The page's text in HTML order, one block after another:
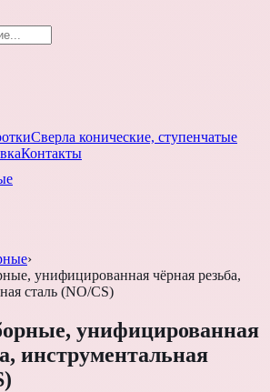
Сверла конические, ступенчатые
Контакты
›
унифицированная чёрная резьба,
сталь (NO/CS)
унифицированная
инструментальная